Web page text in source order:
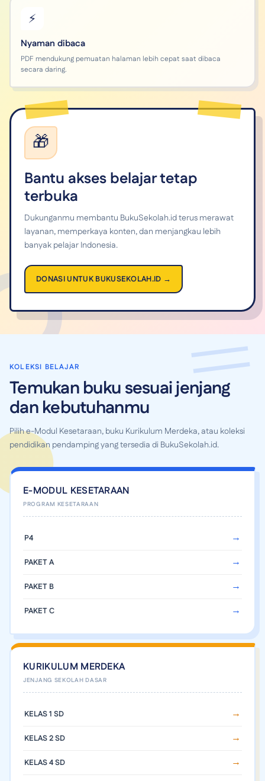
⚡
Nyaman dibaca
PDF mendukung pemuatan halaman lebih cepat saat dibaca
secara daring.
🎁
Bantu akses belajar tetap
terbuka
Dukunganmu membantu BukuSekolah.id terus merawat
layanan, memperkaya konten, dan menjangkau lebih
banyak pelajar Indonesia.
DONASI UNTUK BUKUSEKOLAH.ID →
KOLEKSI BELAJAR
Temukan buku sesuai jenjang
dan kebutuhanmu
Pilih e-Modul Kesetaraan, buku Kurikulum Merdeka, atau koleksi
pendidikan pendamping yang tersedia di BukuSekolah.id.
E-MODUL KESETARAAN
P4
PAKET A
PAKET B
PAKET C
KURIKULUM MERDEKA
KELAS 1 SD
KELAS 2 SD
KELAS 4 SD